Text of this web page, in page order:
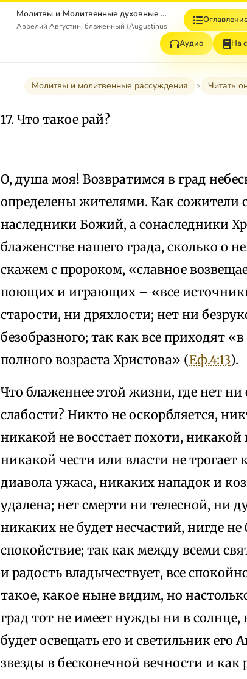
Молитвы и Молитвенные духовные рассуждения (из дополнений к сочинениям)
Аврелий Августин, блаженный (Augustinus Aurelius)
Аудио На
Молитвы и молитвенные рассуждения Читать
17. Что такое рай?
О, душа моя! Возвратимся в град
определены жителями. Как сожители
наследники Божий, а сонаследники
блаженстве нашего града, сколько о
скажем с пророком, «славное
поющих и играющих – «все
старости, ни дряхлости; нет ни
безобразного; так как все приходят
полного возраста Христова» (Еф.4:13).
Что блаженнее этой жизни, где нет
слабости? Никто не оскорбляется,
никакой не восстает похоти,
никакой чести или власти не трогает
диавола ужаса, никаких нападок и
удалена; нет смерти ни телесной, ни
никаких не будет несчастий, нигде не
спокойствие; так как между всеми
и радость владычествует, все
такое, какое ныне видим, но
град тот не имеет нужды ни в солнце,
будет освещать его и светильник его
звезды в бесконечной вечности и как